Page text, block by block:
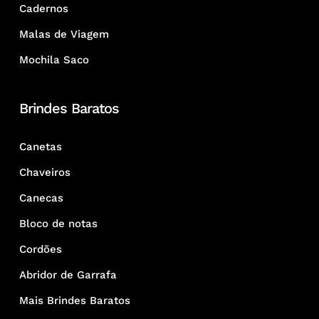
Cadernos
Malas de Viagem
Mochila Saco
Brindes Baratos
Canetas
Chaveiros
Canecas
Bloco de notas
Cordões
Abridor de Garrafa
Mais Brindes Baratos